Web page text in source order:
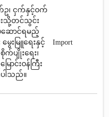
ဥ၊ ငှက်နှင့်ဝက်
းသို့တင်သွင်း
ောင်ရမည့်
မွေးမြူရေးနှင့်
က်ပျိုးရေး၊
ောင်းဝန်ကြီး
ပါသည်။
Import